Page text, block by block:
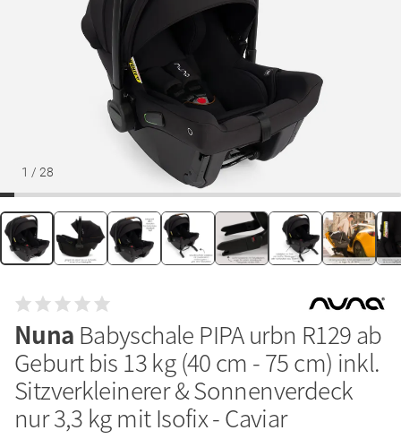
1 / 28
Nuna Babyschale PIPA urbn R129 ab
Geburt bis 13 kg (40 cm - 75 cm) inkl.
Sitzverkleinerer & Sonnenverdeck
nur 3,3 kg mit Isofix - Caviar